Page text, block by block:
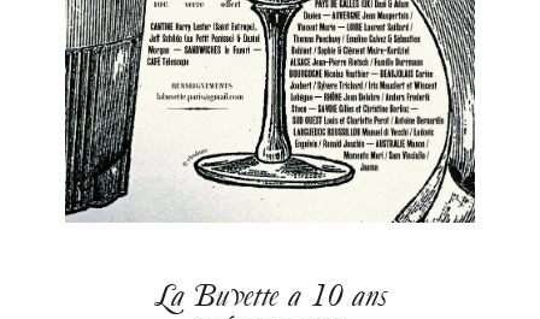
La Buvette a 10 ans